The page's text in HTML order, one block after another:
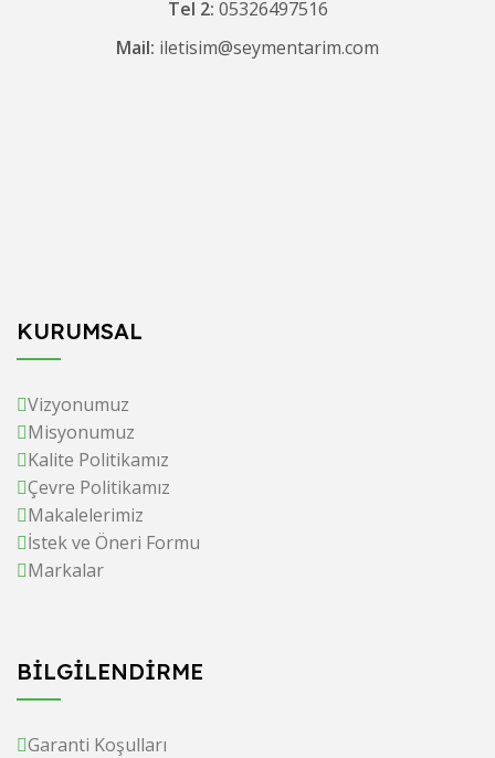
Tel 2: 05326497516
Mail: iletisim@seymentarim.com
KURUMSAL
Vizyonumuz
Misyonumuz
Kalite Politikamız
Çevre Politikamız
Makalelerimiz
İstek ve Öneri Formu
Markalar
BİLGİLENDİRME
Garanti Koşulları